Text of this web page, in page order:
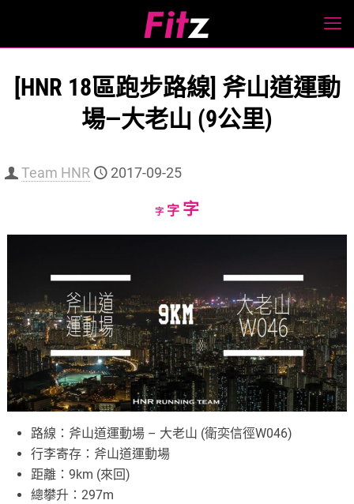
[HNR 18區跑步路線] 斧山道運動
場—大老山 (9公里)
Team HNR 2017-09-25
字Decrease
字Reset
字Increase
路線：斧山道運動場 – 大老山 (衛奕信徑W046)
行李寄存：斧山道運動場
距離：9km (來回)
總攀升：297m